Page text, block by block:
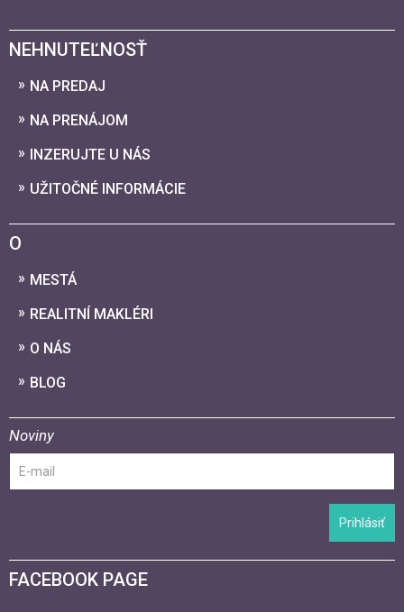
NEHNUTEĽNOSŤ
NA PREDAJ
NA PRENÁJOM
INZERUJTE U NÁS
UŽITOČNÉ INFORMÁCIE
O
MESTÁ
REALITNÍ MAKLÉRI
O NÁS
BLOG
Noviny
Prihlásiť
FACEBOOK PAGE